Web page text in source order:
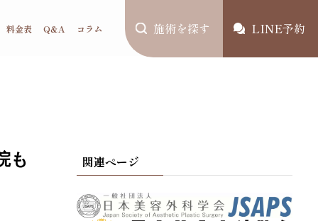
料金表 Q&A コラム 施術を探す LINE予約
も
関連ページ